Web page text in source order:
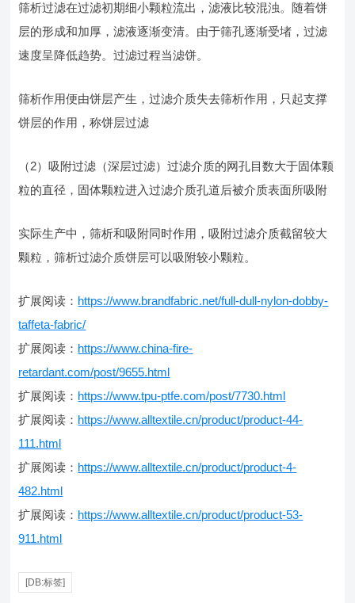
筛析过滤在过滤初期细小颗粒流出，滤液比较混浊。随着饼
层的形成和加厚，滤液逐渐变清。由于筛孔逐渐受堵，过滤
速度呈降低趋势。过滤过程当滤饼。
筛析作用便由饼层产生，过滤介质失去筛析作用，只起支撑
饼层的作用，称饼层过滤
（2）吸附过滤（深层过滤）过滤介质的网孔目数大于固体颗
粒的直径，固体颗粒进入过滤介质孔道后被介质表面所吸附
实际生产中，筛析和吸附同时作用，吸附过滤介质截留较大
颗粒，筛析过滤介质饼层可以吸附较小颗粒。
扩展阅读： https://www.brandfabric.net/full-dull-nylon-dobby-
taffeta-fabric/
扩展阅读： https://www.china-fire-
retardant.com/post/9655.html
扩展阅读： https://www.tpu-ptfe.com/post/7730.html
扩展阅读： https://www.alltextile.cn/product/product-44-
111.html
扩展阅读： https://www.alltextile.cn/product/product-4-
482.html
扩展阅读： https://www.alltextile.cn/product/product-53-
911.html
[DB:标签]